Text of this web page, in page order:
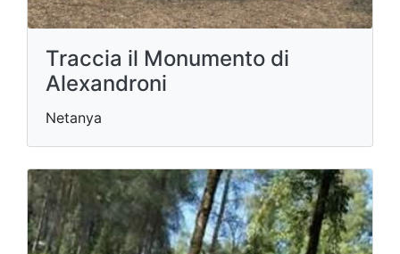
Traccia il Monumento di
Alexandroni
Netanya